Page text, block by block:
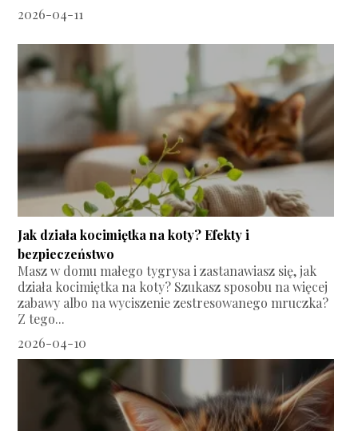
2026-04-11
Jak działa kocimiętka na koty? Efekty i
bezpieczeństwo
Masz w domu małego tygrysa i zastanawiasz się, jak
działa kocimiętka na koty? Szukasz sposobu na więcej
zabawy albo na wyciszenie zestresowanego mruczka?
Z tego...
2026-04-10